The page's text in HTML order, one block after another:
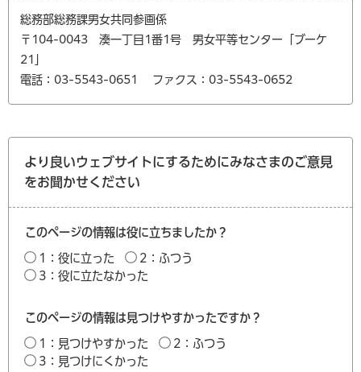
総務部総務課男女共同参画係
〒104-0043 湊一丁目1番1号 男女平等センター「ブーケ
21」
電話：03-5543-0651
ファクス：03-5543-0652
より良いウェブサイトにするためにみなさまのご意見
をお聞かせください
このページの情報は役に立ちましたか？
1：役に立った
2：ふつう
3：役に立たなかった
このページの情報は見つけやすかったですか？
1：見つけやすかった
2：ふつう
3：見つけにくかった